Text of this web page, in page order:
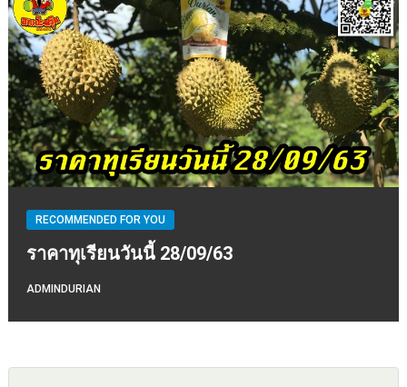
RECOMMENDED FOR YOU
ราคาทุเรียนวันนี้ 28/09/63
ADMINDURIAN